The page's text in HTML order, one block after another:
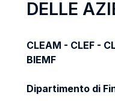
DELLE
CLEAM - CLEF -
BIEMF
Dipartimento di